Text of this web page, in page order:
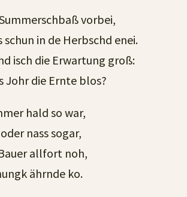
vorbei,
in de Herbschd enei.
isch die Erwartung groß:
Johr die Ernte blos?
hald so war,
nass sogar,
allfort noh,
ährnde ko.